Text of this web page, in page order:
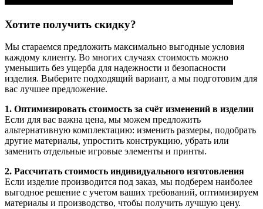
Хотите получить скидку?
Мы стараемся предложить максимально выгодные условия
каждому клиенту. Во многих случаях стоимость можно
уменьшить без ущерба для надежности и безопасности
изделия. Выберите подходящий вариант, а мы подготовим для
вас лучшее предложение.
1. Оптимизировать стоимость за счёт изменений в изделии
Если для вас важна цена, мы можем предложить
альтернативную комплектацию: изменить размеры, подобрать
другие материалы, упростить конструкцию, убрать или
заменить отдельные игровые элементы и принты.
2. Рассчитать стоимость индивидуального изготовления
Если изделие производится под заказ, мы подберем наиболее
выгодное решение с учетом ваших требований, оптимизируем
материалы и производство, чтобы получить лучшую цену.